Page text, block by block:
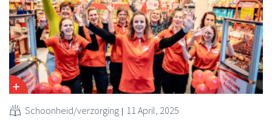
Schoonheid/verzorging 11 April, 2025